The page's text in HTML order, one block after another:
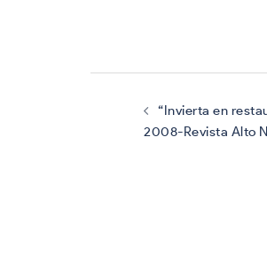
Navegación
entradas“Invierta en
2008-Revista Alto